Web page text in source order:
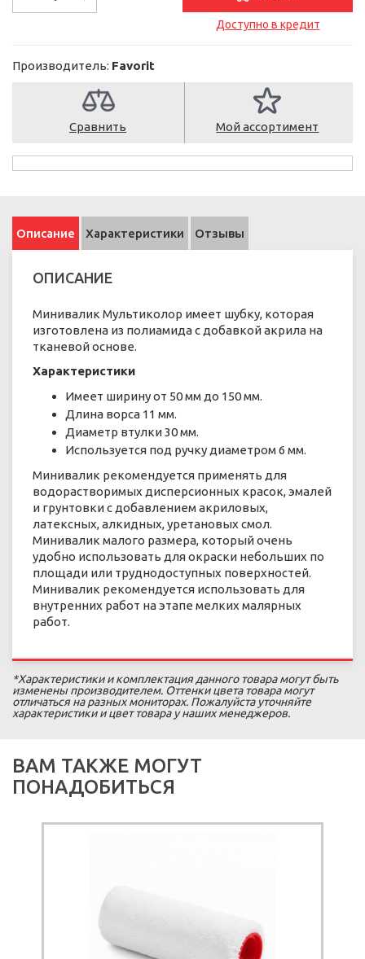
Доступно в кредит
Производитель: Favorit
Сравнить Мой ассортимент
Описание Характеристики Отзывы
ОПИСАНИЕ
Минивалик Мультиколор имеет шубку, которая
изготовлена ​​из полиамида с добавкой акрила на
тканевой основе.
Характеристики
Имеет ширину от 50 мм до 150 мм.
Длина ворса 11 мм.
Диаметр втулки 30 мм.
Используется под ручку диаметром 6 мм.
Минивалик рекомендуется применять для
водорастворимых дисперсионных красок, эмалей
и грунтовки с добавлением акриловых,
латексных, алкидных, уретановых смол.
Минивалик малого размера, который очень
удобно использовать для окраски небольших по
площади или труднодоступных поверхностей.
Минивалик рекомендуется использовать для
внутренних работ на этапе мелких малярных
работ.
*Характеристики и комплектация данного товара могут быть
изменены производителем. Оттенки цвета товара могут
отличаться на разных мониторах. Пожалуйста уточняйте
характеристики и цвет товара у наших менеджеров.
ВАМ ТАКЖЕ МОГУТ
ПОНАДОБИТЬСЯ